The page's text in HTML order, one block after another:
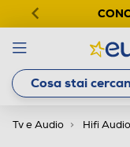
Tv e Audio Hifi Audio